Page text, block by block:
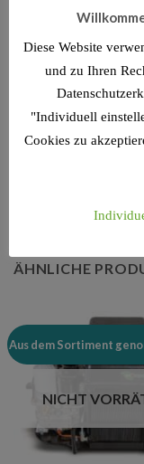
Arbeitsdrucks
Elektromotor mit
Zwei
ÄHNLICHE
Aus dem Sortiment
NICHT
Diese Website
und zu Ihren
"Individuell
Cookies zu